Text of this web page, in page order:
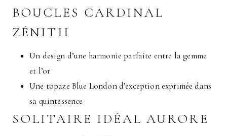
BOUCLES CARDINAL
ZÉNITH
Un design d’une harmonie parfaite entre la gemme
et l’or
Une topaze Blue London d’exception exprimée dans
sa quintessence
SOLITAIRE IDÉAL AURORE